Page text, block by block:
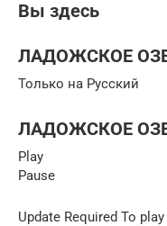
Вы здесь
ЛАДОЖСКОЕ
Только на Русский
ЛАДОЖСКОЕ
Play
Pause
Update Required To